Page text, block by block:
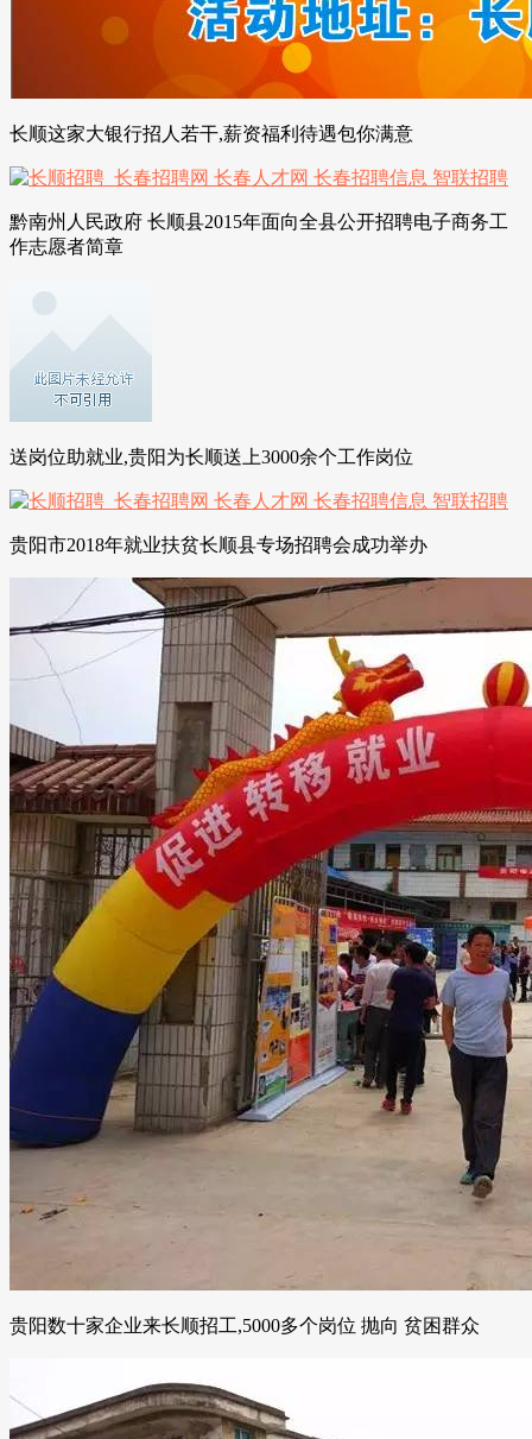
长顺这家大银行招人若干,薪资福利待遇包你满意
黔南州人民政府 长顺县2015年面向全县公开招聘电子商务工
作志愿者简章
送岗位助就业,贵阳为长顺送上3000余个工作岗位
贵阳市2018年就业扶贫长顺县专场招聘会成功举办
贵阳数十家企业来长顺招工,5000多个岗位 抛向 贫困群众